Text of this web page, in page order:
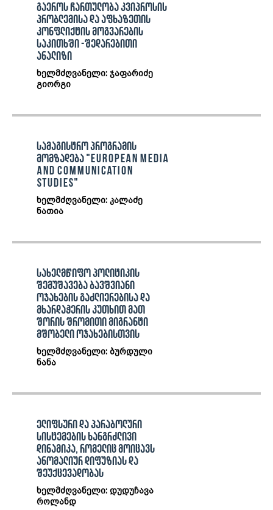
გაეროს ჩართულობა კვიპროსის
პრობლემისა და აფხაზეთის
კონფლიქტის მოგვარების
საკითხში -შედარებითი
ანალიზი
ხელმძღვანელი: ჯაფარიძე
გიორგი
სამაგისტრო პროგრამის
მომზადება "European Media
and Communication
Studies"
ხელმძღვანელი: კალაძე
ნათია
სახელმწიფო პოლიტიკის
შემუშავება ბავშვიანი
ოჯახების გაძლიერებისა და
მხარდაჭერის კუთხით მათ
შორის შრომითი მიგრანტი
მშობელი ოჯახებისთვის
ხელმძღვანელი: ბურდული
ნანა
ელიფსური და პარაბოლური
სისტემების ხანგრძლივი
დინამიკა, რომელიც მოიცავს
ანომალიურ დიფუზიას და
შეუქცევადობას
ხელმძღვანელი: დუდუჩავა
როლანდ